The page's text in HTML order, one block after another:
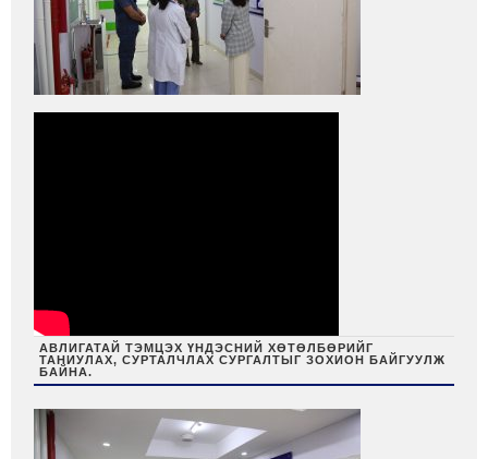
АВЛИГАТАЙ ТЭМЦЭХ ҮНДЭСНИЙ ХӨТӨЛБӨРИЙГ
ТАНИУЛАХ, СУРТАЛЧЛАХ СУРГАЛТЫГ ЗОХИОН БАЙГУУЛЖ
БАЙНА.